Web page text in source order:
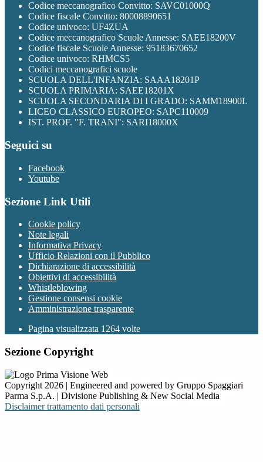
Codice meccanografico Convitto: SAVC01000Q
Codice fiscale Convitto: 80008890651
Codice univoco: UF4ZUA
Codice meccanografico Scuole Annesse: SAEE18200V
Codice fiscale Scuole Annesse: 95183670652
Codice univoco: RHMCS5
Codici meccanografici scuole
SCUOLA DELL'INFANZIA: SAAA18201P
SCUOLA PRIMARIA: SAEE18201X
SCUOLA SECONDARIA DI I GRADO: SAMM18900L
LICEO CLASSICO EUROPEO: SAPC110009
IST. PROF. "F. TRANI": SARI18000X
Seguici su
Facebook
Youtube
Sezione Link Utili
Cookie policy
Note legali
Informativa Privacy
Ufficio Relazioni con il Pubblico
Dichiarazione di accessibilità
Obiettivi di accessibilità
Whistleblowing
Gestione consensi cookie
Amministrazione trasparente
Pagina visualizzata 1264 volte
Sezione Copyright
Copyright 2026 | Engineered and powered by Gruppo Spaggiari
Parma S.p.A. | Divisione Publishing & New Social Media
Disclaimer trattamento dati personali